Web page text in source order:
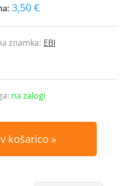
3,50 €
znamka: EBI
na zalogi
košarico